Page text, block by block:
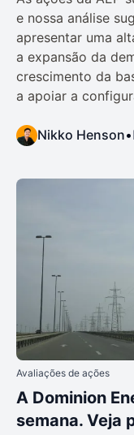
e nossa análise
apresentar uma
a expansão da
crescimento da
a apoiar a
Nikko Henson•
Avaliações de ações
A Dominion
semana. Veja